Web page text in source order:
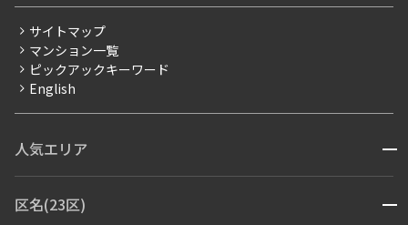
賃料改定
フリーレント
ペット可
ブランドマンション
サイトマップ
マンション一覧
ピックアックキーワード
English
人気エリア 開閉
青山・表参道・原宿
区名(23区) 開閉